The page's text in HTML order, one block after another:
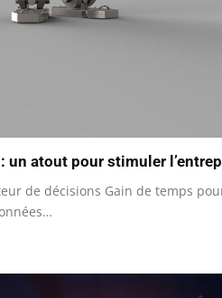
un atout pour stimuler
de décisions Gain de temps